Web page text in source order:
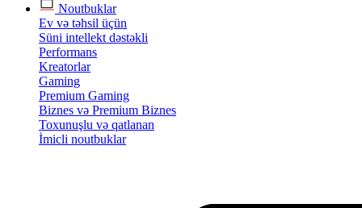
Noutbuklar
Ev və təhsil üçün
Süni intellekt dəstəkli
Performans
Kreatorlar
Gaming
Premium Gaming
Biznes və Premium Biznes
Toxunuşlu və qatlanan
İmicli noutbuklar